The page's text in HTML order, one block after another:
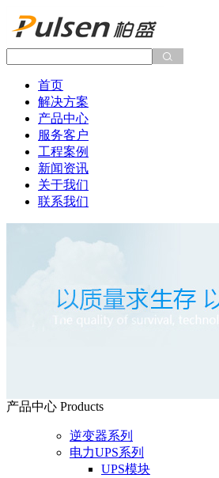
首页
解决方案
产品中心
服务客户
工程案例
新闻资讯
关于我们
联系我们
产品中心 Products
逆变器系列
电力UPS系列
UPS模块